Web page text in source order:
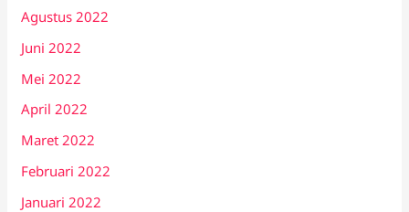
Agustus 2022
Juni 2022
Mei 2022
April 2022
Maret 2022
Februari 2022
Januari 2022